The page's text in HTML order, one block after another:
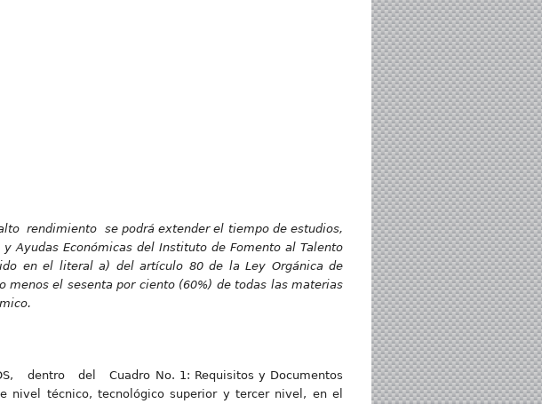
rendimiento se podrá extender el tiempo de estudios,
Ayudas Económicas del Instituto de Fomento al Talento
en el literal a) del artículo 80 de la Ley Orgánica de
menos el sesenta por ciento (60%) de todas las materias
dentro del Cuadro No. 1: Requisitos y Documentos
nivel técnico, tecnológico superior y tercer nivel, en el